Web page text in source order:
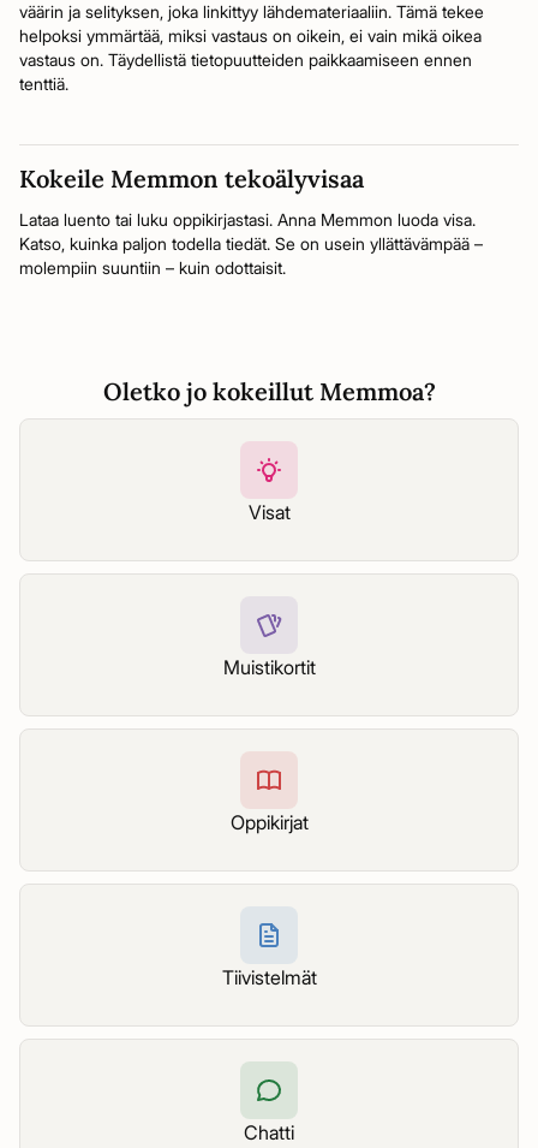
väärin ja selityksen, joka linkittyy lähdemateriaaliin. Tämä tekee
helpoksi ymmärtää, miksi vastaus on oikein, ei vain mikä oikea
vastaus on. Täydellistä tietopuutteiden paikkaamiseen ennen
tenttiä.
Kokeile Memmon tekoälyvisaa
Lataa luento tai luku oppikirjastasi. Anna Memmon luoda visa.
Katso, kuinka paljon todella tiedät. Se on usein yllättävämpää –
molempiin suuntiin – kuin odottaisit.
Oletko jo kokeillut Memmoa?
Visat
Muistikortit
Oppikirjat
Tiivistelmät
Chatti